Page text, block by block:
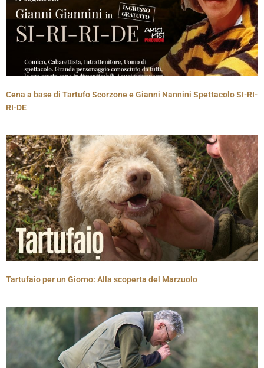
Cena a base di Tartufo Scorzone e Gianni Nannini Spettacolo SI-RI-
RI-DE
Tartufaio per un Giorno: Alla scoperta del Marzuolo